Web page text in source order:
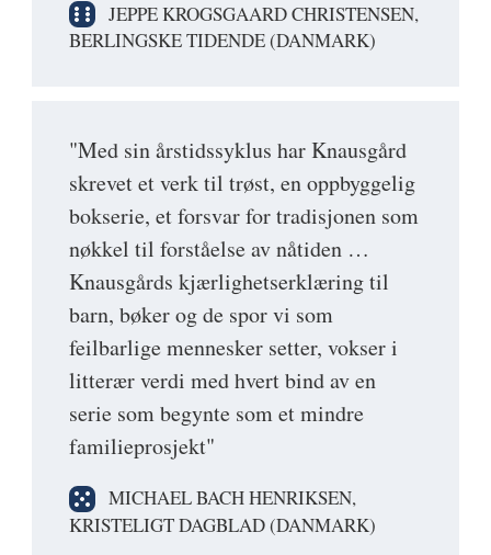
JEPPE KROGSGAARD CHRISTENSEN,
BERLINGSKE TIDENDE (DANMARK)
"Med sin årstidssyklus har Knausgård
skrevet et verk til trøst, en oppbyggelig
bokserie, et forsvar for tradisjonen som
nøkkel til forståelse av nåtiden …
Knausgårds kjærlighetserklæring til
barn, bøker og de spor vi som
feilbarlige mennesker setter, vokser i
litterær verdi med hvert bind av en
serie som begynte som et mindre
familieprosjekt"
MICHAEL BACH HENRIKSEN,
KRISTELIGT DAGBLAD (DANMARK)